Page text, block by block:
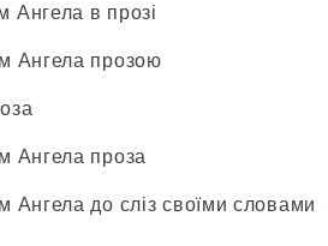
Ангела в прозі
Ангела прозою
Ангела проза
Ангела до сліз своїми словами